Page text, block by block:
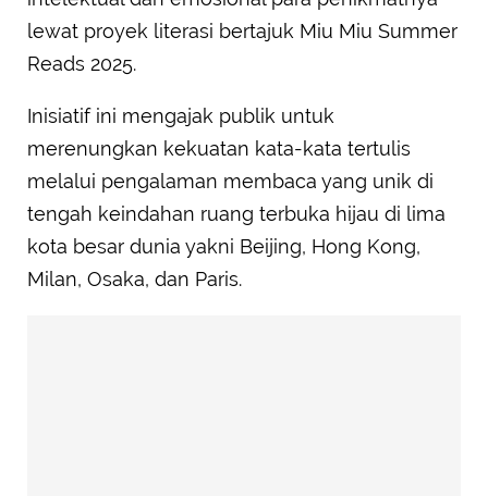
lewat proyek literasi bertajuk Miu Miu Summer
Reads 2025.
Inisiatif ini mengajak publik untuk
merenungkan kekuatan kata-kata tertulis
melalui pengalaman membaca yang unik di
tengah keindahan ruang terbuka hijau di lima
kota besar dunia yakni Beijing, Hong Kong,
Milan, Osaka, dan Paris.